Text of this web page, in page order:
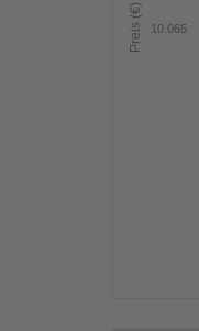
Preis (€) 10.065